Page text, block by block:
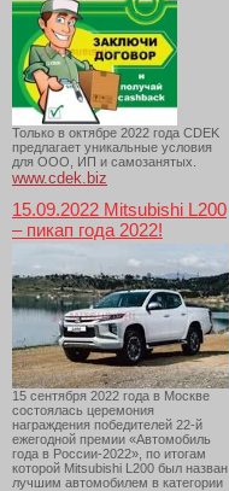
Только в октябре 2022 года CDEK
предлагает уникальные условия
для ООО, ИП и самозанятых.
www.cdek.biz
15.09.2022 Mitsubishi L200
– пикап года 2022!
15 сентября 2022 года в Москве
состоялась церемония
награждения победителей 22-й
ежегодной премии «Автомобиль
года в России-2022», по итогам
которой Mitsubishi L200 был назван
лучшим автомобилем в категории